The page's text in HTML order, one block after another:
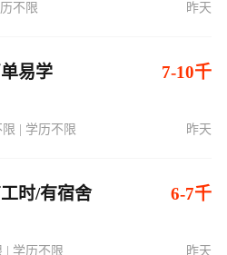
不限 昨天
易学 7-10千
| 学历不限 昨天
时/有宿舍 6-7千
| 学历不限 昨天